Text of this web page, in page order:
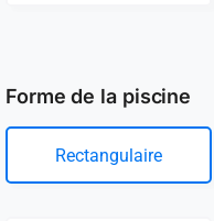
Forme de la piscine
Rectangulaire